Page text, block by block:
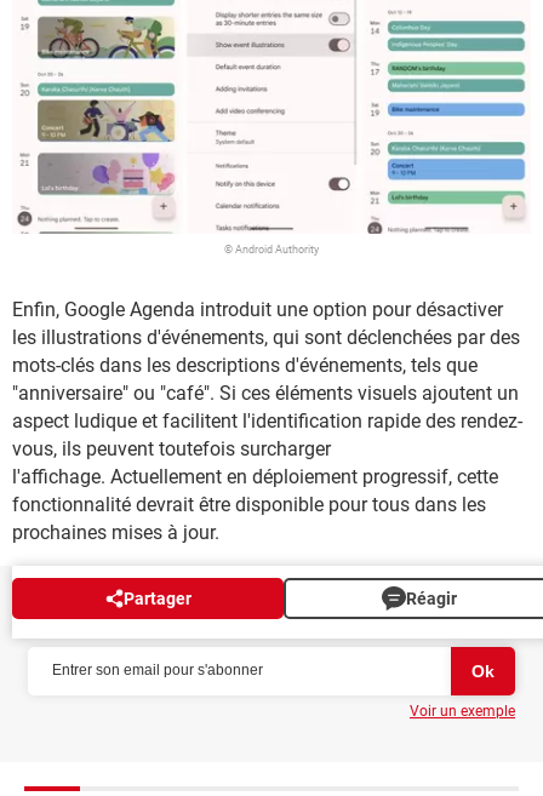
© Android Authority
Enfin, Google Agenda introduit une option pour désactiver
les illustrations d'événements, qui sont déclenchées par des
mots-clés dans les descriptions d'événements, tels que
"anniversaire" ou "café". Si ces éléments visuels ajoutent un
aspect ludique et facilitent l'identification rapide des rendez-
vous, ils peuvent toutefois surcharger
l'affichage. Actuellement en déploiement progressif, cette
fonctionnalité devrait être disponible pour tous dans les
prochaines mises à jour.
Partager Réagir
NEWSLETTER
Voir un exemple